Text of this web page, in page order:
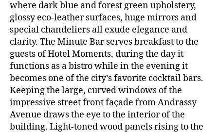
where dark blue and forest green upholstery,
glossy eco-leather surfaces, huge mirrors and
special chandeliers all exude elegance and
clarity. The Minute Bar serves breakfast to the
guests of Hotel Moments, during the day it
functions as a bistro while in the evening it
becomes one of the city’s favorite cocktail bars.
Keeping the large, curved windows of the
impressive street front façade from Andrassy
Avenue draws the eye to the interior of the
building. Light-toned wood panels rising to the